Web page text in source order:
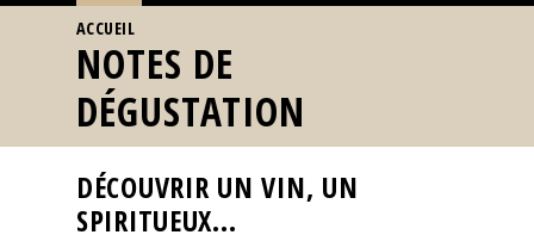
À
la
une
Reportages
Nos
VOUS ÊTES ICI
ACCUEIL
NOTES DE
DÉGUSTATION
DÉCOUVRIR UN VIN, UN
SPIRITUEUX...